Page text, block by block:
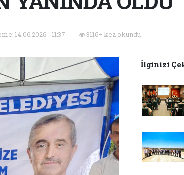
14.06.2026 - 11:37 3116+ kez okundu.
İlginizi